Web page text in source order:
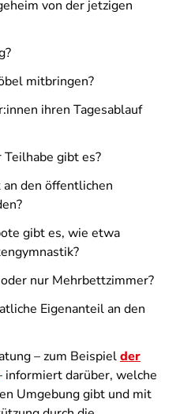
von der jetzigen
mitbringen?
ihren Tagesablauf
gibt es?
den öffentlichen
gibt es, wie etwa
nur Mehrbettzimmer?
Eigenanteil an den
– zum Beispielder
informiert darüber, welche
Umgebung gibt und mit